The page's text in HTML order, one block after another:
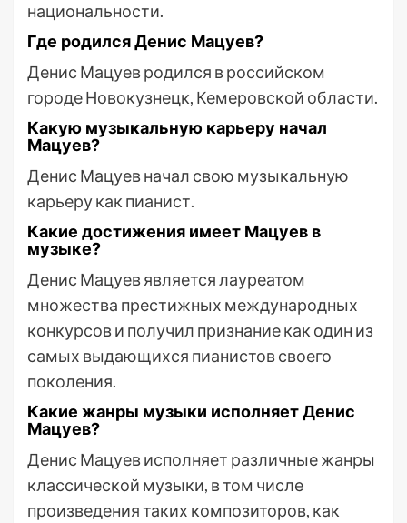
национальности.
Где родился Денис Мацуев?
Денис Мацуев родился в российском
городе Новокузнецк, Кемеровской области.
Какую музыкальную карьеру начал
Мацуев?
Денис Мацуев начал свою музыкальную
карьеру как пианист.
Какие достижения имеет Мацуев в
музыке?
Денис Мацуев является лауреатом
множества престижных международных
конкурсов и получил признание как один из
самых выдающихся пианистов своего
поколения.
Какие жанры музыки исполняет Денис
Мацуев?
Денис Мацуев исполняет различные жанры
классической музыки, в том числе
произведения таких композиторов, как